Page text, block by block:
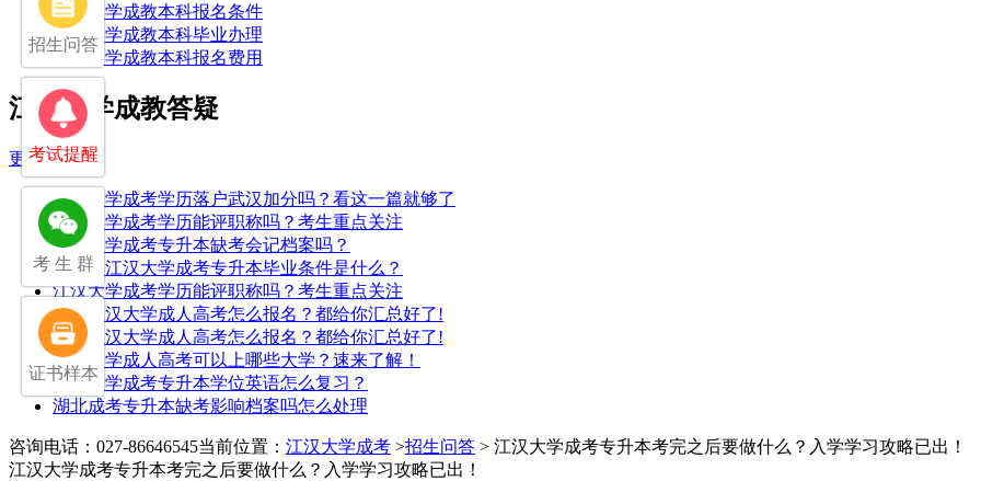
江汉大学成教本科报名条件
江汉大学成教本科毕业办理
江汉大学成教本科报名费用
江汉大学成教答疑
更多>>
江汉大学成考学历落户武汉加分吗？看这一篇就够了
江汉大学成考学历能评职称吗？考生重点关注
江汉大学成考专升本缺考会记档案吗？
2025年江汉大学成考专升本毕业条件是什么？
江汉大学成考学历能评职称吗？考生重点关注
2025江汉大学成人高考怎么报名？都给你汇总好了!
2025江汉大学成人高考怎么报名？都给你汇总好了!
江汉大学成人高考可以上哪些大学？速来了解！
江汉大学成考专升本学位英语怎么复习？
湖北成考专升本缺考影响档案吗怎么处理
咨询电话：027-86646545当前位置： 江汉大学成考 >招生问答 > 江汉大学成考专升本考完之后要做什么？入学学习攻略已出！
江汉大学成考专升本考完之后要做什么？入学学习攻略已出！
招生问答
考试提醒
考 生 群
证书样本